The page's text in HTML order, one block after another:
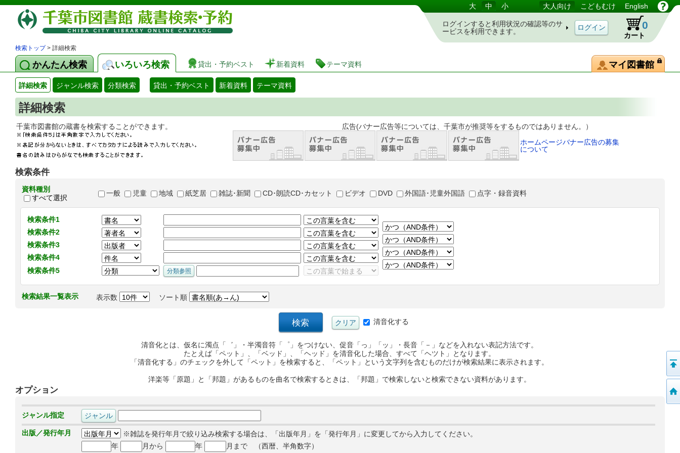
図書館 蔵書検索・予約システム 大 中 小 大人向け こどもむけ English
ログインすると利用状況の確認等のサ
ービスを利用できます。
カート
0
検索トップ> 詳細検索
かんたん検索 いろいろ検索 貸出・予約ベスト 新着資料 テーマ資料 マイ図書館
詳細検索 ジャンル検索 分類検索 貸出・予約ベスト 新着資料 テーマ資料
詳細検索
千葉市図書館の蔵書を検索することができます。 広告(バナー広告等については、千葉市が推奨等をするものではありません。）
ホームページバナー広告の募集
について
検索条件
資料種別
すべて選択
一般 児童 地域 紙芝居 雑誌･新聞 CD･朗読CD･カセット ビデオ DVD 外国語･児童外国語 点字・録音資料
検索条件1
検索条件2
検索条件3
検索条件4
検索条件5
検索結果一覧表示 表示数 ソート順
清音化する
清音化とは、仮名に濁点「゛」・半濁音符「゜」をつけない、促音「っ」「ッ」・長音「－」などを入れない表記方法です。
たとえば「ペット」、「ベッド」、「ヘッド」を清音化した場合、すべて「ヘツト」となります。
「清音化する」のチェックを外して「ペット」を検索すると、「ペット」という文字列を含むものだけが検索結果に表示されます。
洋楽等「原題」と「邦題」があるものを曲名で検索するときは、「邦題」で検索しないと検索できない資料があります。
オプション
ジャンル指定
出版／発行年月
※雑誌を発行年月で絞り込み検索する場合は、「出版年月」を「発行年月」に変更してから入力してください。
年
月から 年 月まで （西暦、半角数字）